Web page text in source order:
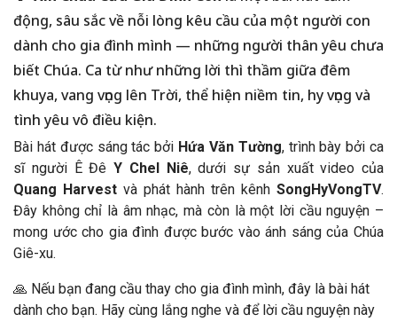
động, sâu sắc về nỗi lòng kêu cầu của một người con
dành cho gia đình mình — những người thân yêu chưa
biết Chúa. Ca từ như những lời thì thầm giữa đêm
khuya, vang vọng lên Trời, thể hiện niềm tin, hy vọng và
tình yêu vô điều kiện.
Bài hát được sáng tác bởi Hứa Văn Tường, trình bày bởi ca
sĩ người Ê Đê Y Chel Niê, dưới sự sản xuất video của
Quang Harvest và phát hành trên kênh SongHyVongTV.
Đây không chỉ là âm nhạc, mà còn là một lời cầu nguyện –
mong ước cho gia đình được bước vào ánh sáng của Chúa
Giê-xu.
🙏 Nếu bạn đang cầu thay cho gia đình mình, đây là bài hát
dành cho bạn. Hãy cùng lắng nghe và để lời cầu nguyện này